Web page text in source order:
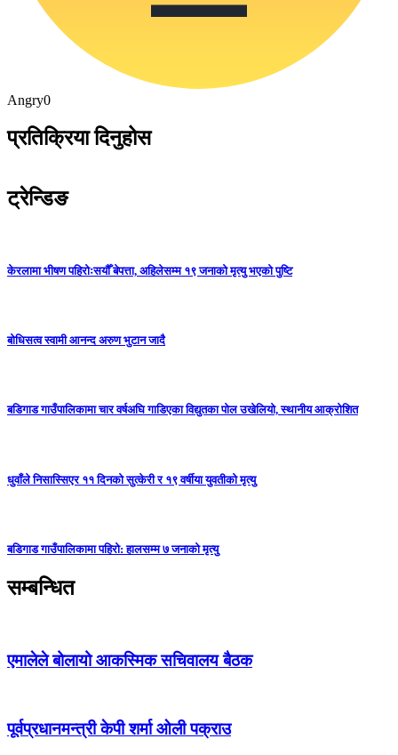
Angry0
प्रतिक्रिया दिनुहोस
ट्रेन्डिङ
केरलामा भीषण पहिरोःसयौँ बेपत्ता, अहिलेसम्म १९ जनाको मृत्यु भएको पुष्टि
बोधिसत्व स्वामी आनन्द अरुण भुटान जादै
बडिगाड गाउँपालिकामा चार वर्षअघि गाडिएका विद्युतका पोल उखेलियो, स्थानीय आक्रोशित
धुवाँले निसास्सिएर ११ दिनको सुत्केरी र १९ वर्षीया युवतीको मृत्यु
बडिगाड गाउँपालिकामा पहिरो: हालसम्म ७ जनाको मृत्यु
सम्बन्धित
एमालेले बोलायो आकस्मिक सचिवालय बैठक
पूर्वप्रधानमन्त्री केपी शर्मा ओली पक्राउ